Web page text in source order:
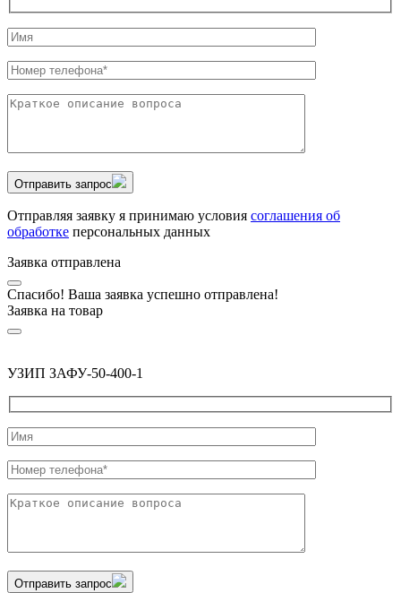
Отправить запрос
Отправляя заявку я принимаю условия соглашения об
обработке персональных данных
Заявка отправлена
Спасибо! Ваша заявка успешно отправлена!
Заявка на товар
УЗИП ЗАФУ-50-400-1
Отправить запрос